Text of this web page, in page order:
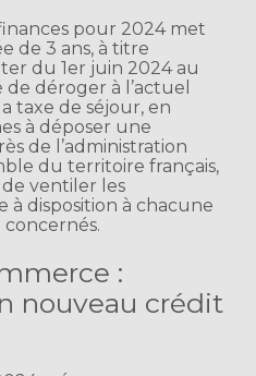
pour 2024 met
de 3 ans, à titre
du 1er juin 2024 au
déroger à l’actuel
taxe de séjour, en
à déposer une
de l’administration
du territoire français,
ventiler les
à disposition à chacune
:
nouveau crédit